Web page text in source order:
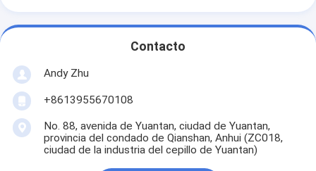
Contacto
Andy Zhu
+8613955670108
No. 88, avenida de Yuantan, ciudad de Yuantan,
provincia del condado de Qianshan, Anhui (ZC018,
ciudad de la industria del cepillo de Yuantan)